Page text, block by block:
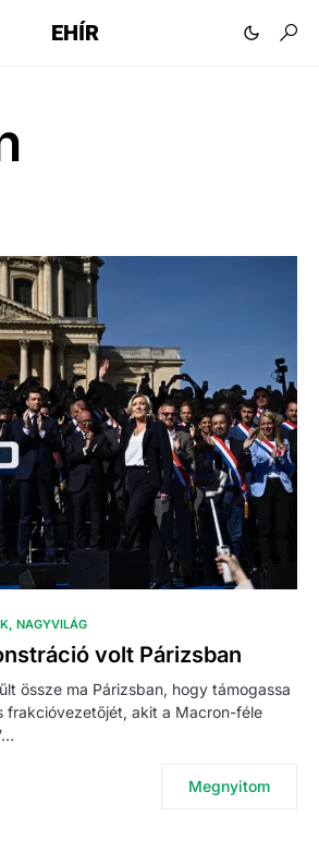
EHÍR
NAGYVILÁG
volt Párizsban
össze ma Párizsban, hogy támogassa
frakcióvezetőjét, akit a Macron-féle
Megnyitom